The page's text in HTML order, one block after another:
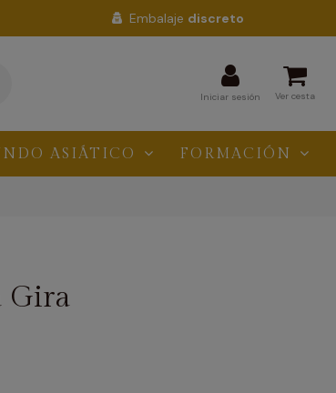
Embalaje discreto
Iniciar sesión Ver cesta
ASIÁTICO FORMACIÓN
Gira